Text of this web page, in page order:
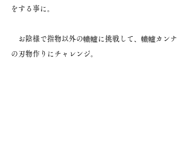
をする事に。
お陰様で指物以外の轆轤に挑戦して、轆轤カンナ
の刃物作りにチャレンジ。